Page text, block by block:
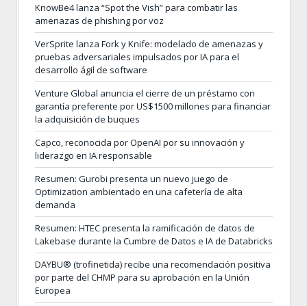
KnowBe4 lanza “Spot the Vish” para combatir las
amenazas de phishing por voz
VerSprite lanza Fork y Knife: modelado de amenazas y
pruebas adversariales impulsados por IA para el
desarrollo ágil de software
Venture Global anuncia el cierre de un préstamo con
garantía preferente por US$1500 millones para financiar
la adquisición de buques
Capco, reconocida por OpenAI por su innovación y
liderazgo en IA responsable
Resumen: Gurobi presenta un nuevo juego de
Optimization ambientado en una cafetería de alta
demanda
Resumen: HTEC presenta la ramificación de datos de
Lakebase durante la Cumbre de Datos e IA de Databricks
DAYBU® (trofinetida) recibe una recomendación positiva
por parte del CHMP para su aprobación en la Unión
Europea